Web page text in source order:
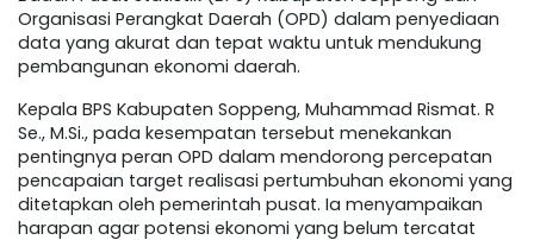
Organisasi Perangkat Daerah (OPD) dalam penyediaan
data yang akurat dan tepat waktu untuk mendukung
pembangunan ekonomi daerah.
Kepala BPS Kabupaten Soppeng, Muhammad Rismat. R
Se., M.Si., pada kesempatan tersebut menekankan
pentingnya peran OPD dalam mendorong percepatan
pencapaian target realisasi pertumbuhan ekonomi yang
ditetapkan oleh pemerintah pusat. Ia menyampaikan
harapan agar potensi ekonomi yang belum tercatat